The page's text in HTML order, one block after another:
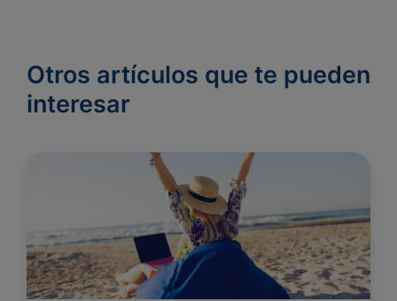
Otros artículos que te pueden
interesar